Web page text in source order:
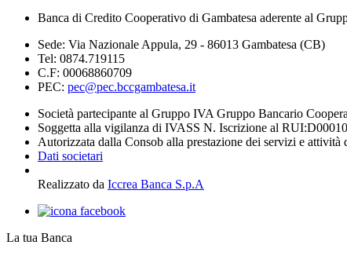
Banca di Credito Cooperativo di Gambatesa aderente al
Sede: Via Nazionale Appula, 29 - 86013 Gambatesa (CB)
Tel: 0874.719115
C.F: 00068860709
PEC: pec@pec.bccgambatesa.it
Società partecipante al Gruppo IVA Gruppo Bancario
Soggetta alla vigilanza di IVASS N. Iscrizione al
Autorizzata dalla Consob alla prestazione dei servizi e attività
Dati societari
Realizzato da Iccrea Banca S.p.A
La tua Banca